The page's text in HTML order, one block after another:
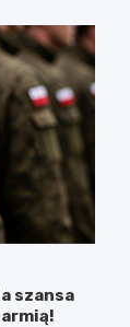
szansa